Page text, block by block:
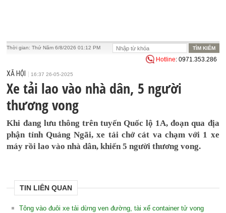
Thời gian:Thứ Năm 6/8/2026 01:12 PM
Hotline: 0971.353.286
XÃ HỘI 16:37 26-05-2025
Xe tải lao vào nhà dân, 5 người
thương vong
Khi đang lưu thông trên tuyến Quốc lộ 1A, đoạn qua địa
phận tỉnh Quảng Ngãi, xe tải chở cát va chạm với 1 xe
máy rồi lao vào nhà dân, khiến 5 người thương vong.
TIN LIÊN QUAN
Tông vào đuôi xe tải dừng ven đường, tài xế container tử vong